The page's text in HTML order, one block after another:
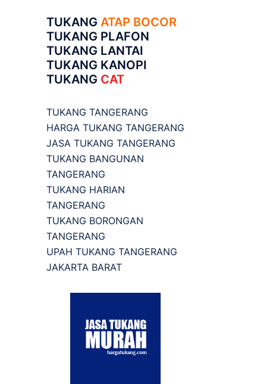
TUKANG ATAP BOCOR
TUKANG PLAFON
TUKANG LANTAI
TUKANG KANOPI
TUKANG CAT
TUKANG TANGERANG
HARGA TUKANG TANGERANG
JASA TUKANG TANGERANG
TUKANG BANGUNAN
TANGERANG
TUKANG HARIAN
TANGERANG
TUKANG BORONGAN
TANGERANG
UPAH TUKANG TANGERANG
JAKARTA BARAT